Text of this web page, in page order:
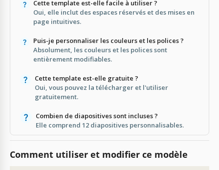
Cette template est-elle facile à utiliser ?
Oui, elle inclut des espaces réservés et des mises en
page intuitives.
Puis-je personnaliser les couleurs et les polices ?
Absolument, les couleurs et les polices sont
entièrement modifiables.
Cette template est-elle gratuite ?
Oui, vous pouvez la télécharger et l'utiliser
gratuitement.
Combien de diapositives sont incluses ?
Elle comprend 12 diapositives personnalisables.
Comment utiliser et modifier ce modèle